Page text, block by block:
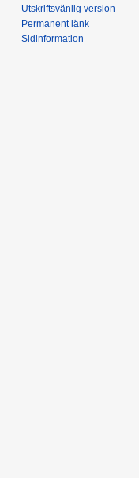
Utskriftsvänlig version
Permanent länk
Sidinformation